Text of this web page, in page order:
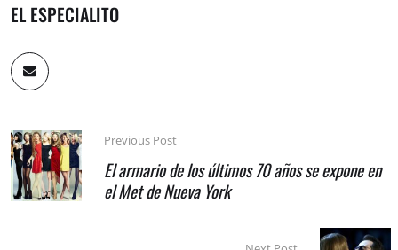
EL ESPECIALITO
Previous Post
El armario de los últimos 70 años se expone en
el Met de Nueva York